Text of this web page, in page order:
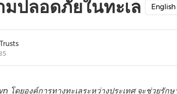
มปลอดภัยในทะเล
English
โดยองค์การทางทะเลระหว่างประเทศ จะช่วย